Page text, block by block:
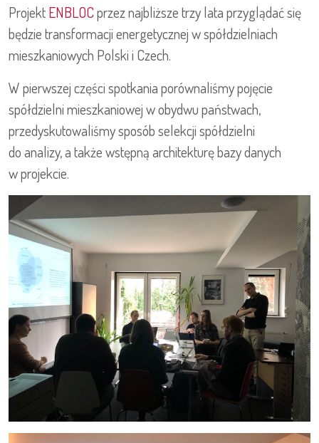
ProjektENBLOCprzez najbliższe trzy lata przyglądać się
będzie transformacji energetycznej w spółdzielniach
mieszkaniowych Polski i Czech.
W pierwszej części spotkania porównaliśmy pojęcie
spółdzielni mieszkaniowej w obydwu państwach,
przedyskutowaliśmy sposób selekcji spółdzielni
do analizy, a także wstępną architekturę bazy danych
w projekcie.